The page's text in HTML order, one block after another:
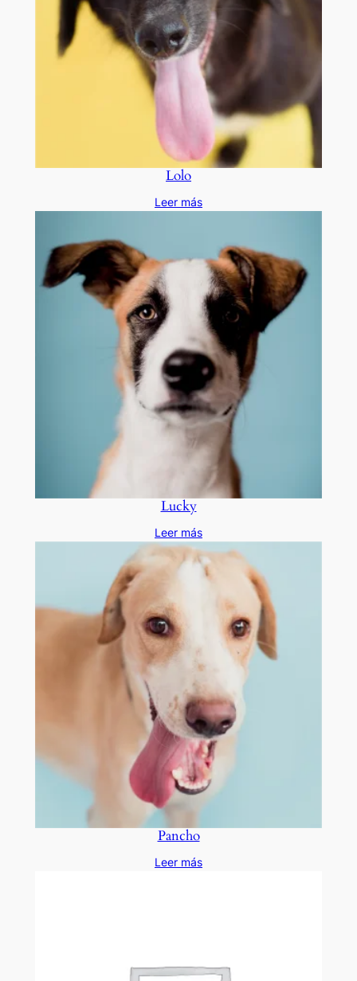
Lolo
Leer más
Lucky
Leer más
Pancho
Leer más